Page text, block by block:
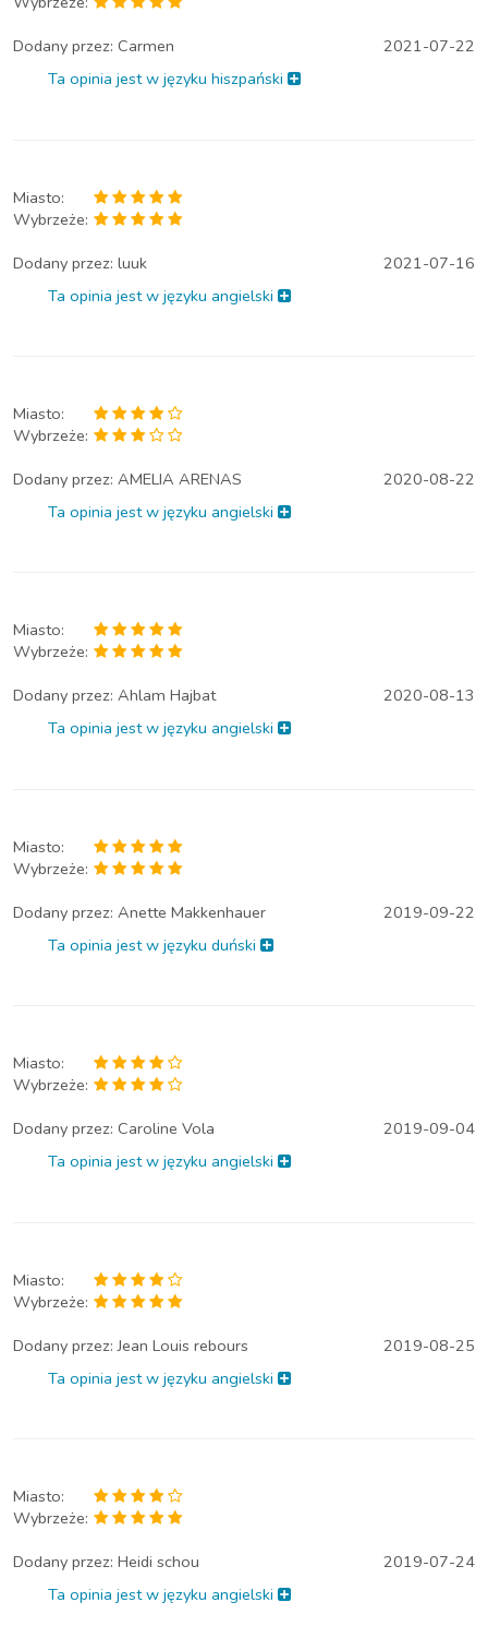
Dodany przez: Carmen
2021-07-22
Ta opinia jest w języku hiszpański
Miasto:
Wybrzeże:
Dodany przez: luuk
2021-07-16
Ta opinia jest w języku angielski
Miasto:
Wybrzeże:
Dodany przez: AMELIA ARENAS
2020-08-22
Ta opinia jest w języku angielski
Miasto:
Wybrzeże:
Dodany przez: Ahlam Hajbat
2020-08-13
Ta opinia jest w języku angielski
Miasto:
Wybrzeże:
Dodany przez: Anette Makkenhauer
2019-09-22
Ta opinia jest w języku duński
Miasto:
Wybrzeże:
Dodany przez: Caroline Vola
2019-09-04
Ta opinia jest w języku angielski
Miasto:
Wybrzeże:
Dodany przez:Jean Louis rebours
2019-08-25
Ta opinia jest w języku angielski
Miasto:
Wybrzeże:
Dodany przez: Heidi schou
2019-07-24
Ta opinia jest w języku angielski